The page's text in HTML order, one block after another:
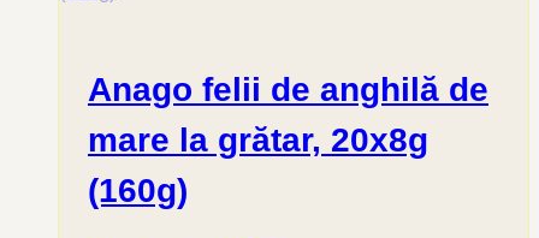
Anago felii de anghilă de
mare la grătar, 20x8g
(160g)